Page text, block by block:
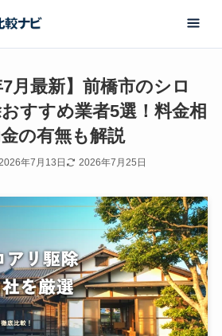
7月最新】前橋市のシロ
すすめ業者5選！料金相
の有無も解説
年7月13日 2026年7月25日